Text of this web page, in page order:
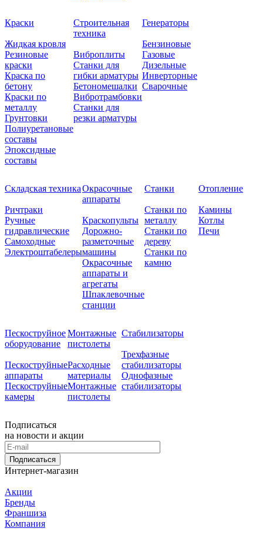
Краски
Жидкая кровля
Резиновые
краски
Краска по
бетону
Краски по
металлу
Грунтовки
Полиуретановые
составы
Эпоксидные
составы
Строительная
техника
Виброплиты
Станки для
гибки арматуры
Бетономешалки
Вибротрамбовки
Станки для
резки арматуры
Генераторы
Бензиновые
Газовые
Дизельные
Инверторные
Сварочные
Складская техника
Ричтраки
Ручные
гидравлические
Самоходные
Электроштабелеры
Окрасочные
аппараты
Краскопульты
Дорожно-
разметочные
машины
Окрасочные
аппараты и
агрегаты
Шпаклевочные
станции
Станки
Станки по
металлу
Станки по
дереву
Станки по
камню
Отопление
Камины
Котлы
Печи
Пескоструйное
оборудование
Пескоструйные
аппараты
Пескоструйные
камеры
Монтажные
пистолеты
Расходные
материалы
Монтажные
пистолеты
Стабилизаторы
Трехфазные
стабилизаторы
Однофазные
стабилизаторы
Подписаться
на новости и акции
Подписаться
Интернет-магазин
Акции
Бренды
Франшиза
Компания